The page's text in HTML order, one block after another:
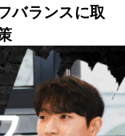
バランスに取